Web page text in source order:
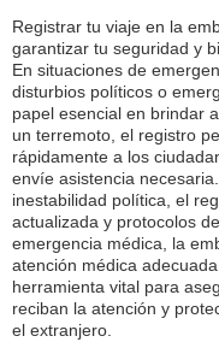
Registrar tu viaje en la
garantizar tu seguridad y
En situaciones de
disturbios políticos o
papel esencial en brindar
un terremoto, el registro
rápidamente a los
envíe asistencia
inestabilidad política, el
actualizada y protocolos
emergencia médica, la
atención médica
herramienta vital para
reciban la atención y
el extranjero.